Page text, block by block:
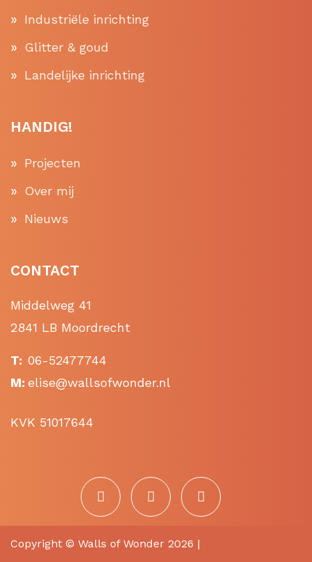
Industriële inrichting
Glitter & goud
Landelijke inrichting
HANDIG!
Projecten
Over mij
Nieuws
CONTACT
Middelweg 41
2841 LB Moordrecht
T: 06-52477744
M: elise@wallsofwonder.nl
KVK 51017644
Copyright © Walls of Wonder 2026 |